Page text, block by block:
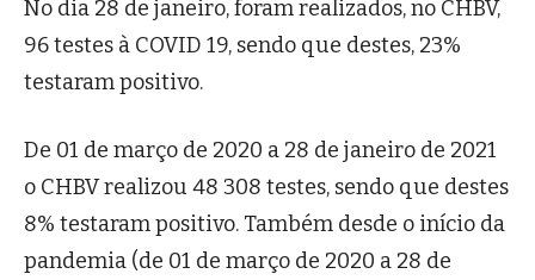
No dia 28 de janeiro, foram realizados, no CHBV,
96 testes à COVID 19, sendo que destes, 23%
testaram positivo.
De 01 de março de 2020 a 28 de janeiro de 2021
o CHBV realizou 48 308 testes, sendo que destes
8% testaram positivo. Também desde o início da
pandemia (de 01 de março de 2020 a 28 de